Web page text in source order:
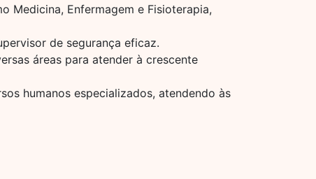
Medicina, Enfermagem e Fisioterapia,
de segurança eficaz.
áreas para atender à crescente
humanos especializados, atendendo às